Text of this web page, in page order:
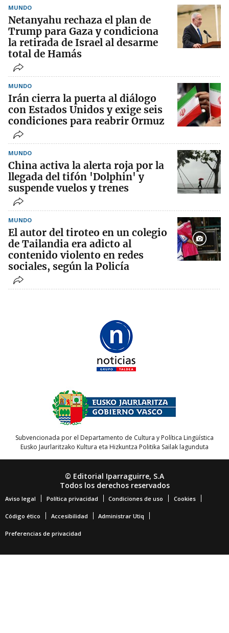
MUNDO
Netanyahu rechaza el plan de
Trump para Gaza y condiciona
la retirada de Israel al desarme
total de Hamás
MUNDO
Irán cierra la puerta al diálogo
con Estados Unidos y exige seis
condiciones para reabrir Ormuz
MUNDO
China activa la alerta roja por la
llegada del tifón 'Dolphin' y
suspende vuelos y trenes
MUNDO
El autor del tiroteo en un colegio
de Tailandia era adicto al
contenido violento en redes
sociales, según la Policía
Subvencionada por el Departamento de Cultura y Política Lingüística
Eusko Jaurlaritzako Kultura eta Hizkuntza Politika Sailak lagunduta
© Editorial Iparraguirre, S.A
Todos los derechos reservados
Aviso legal Política privacidad Condiciones de uso Cookies
Código ético Accesibilidad Administrar Utiq
Preferencias de privacidad